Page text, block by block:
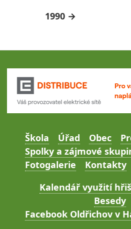
1990
Škola Úřad Obec
Spolky a zájmové
Fotogalerie
Kontakty
Kalendář využití
Besedy
Facebook Oldřichov v